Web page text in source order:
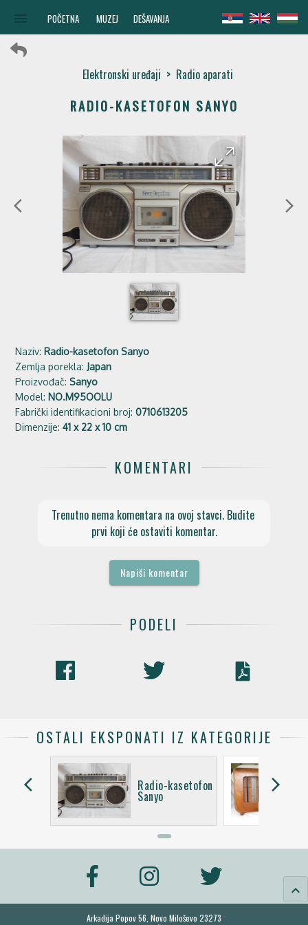
POČETNA MUZEJ DEŠAVANJA
Elektronski uređaji > Radio aparati
RADIO-KASETOFON SANYO
arrow_back_ios
arrow_back
arrow_forward
arrow_forward_ios
Naziv: Radio-kasetofon Sanyo
Zemlja porekla: Japan
Proizvođač:Sanyo
Model: NO.M95OOLU
Fabrički identifikacioni broj:0710613205
Dimenzije:41 x 22 x 10 cm
KOMENTARI
Trenutno nema komentara na ovoj stavci. Budite
prvi koji će ostaviti komentar.
Napiši komentar
PODELI
OSTALI EKSPONATI IZ KATEGORIJE
arrow_back_ios Radio-kasetofon
Sanyo
arrow_forward_ios
keyboard_arrow_up
Arkadija Popov 56, Novo Miloševo 23273